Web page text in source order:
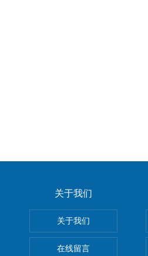
关于我们
关于我们
在线留言